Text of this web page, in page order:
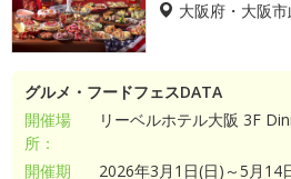
大阪府・大阪
グルメ・フードフェスDATA
開催場
所：
リーベルホテル大阪 3F
開催期 2026年3月1日(日)～5月14